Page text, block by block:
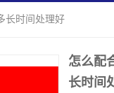
长时间处理好
怎么配
长时间